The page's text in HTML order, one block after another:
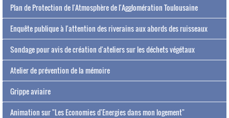
Plan de Protection de l'Atmosphère de l'Agglomération Toulousaine
Enquête publique à l'attention des riverains aux abords des ruisseaux
Sondage pour avis de création d'ateliers sur les déchets végétaux
Atelier de prévention de la mémoire
Grippe aviaire
Animation sur "Les Economies d'Energies dans mon logement"